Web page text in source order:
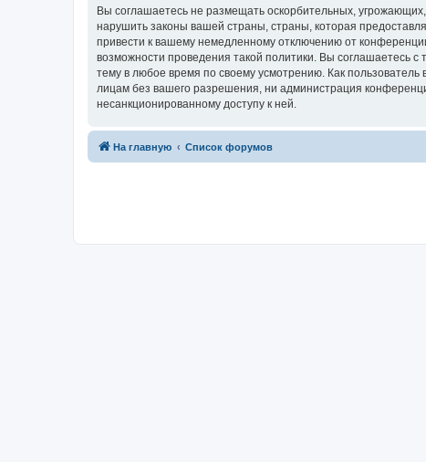
Вы соглашаетесь не размещать оскорбительных,
нарушить законы вашей страны, страны, которая
привести к вашему немедленному отключению от
возможности проведения такой политики. Вы соглашаетесь
тему в любое время по своему усмотрению. Как
лицам без вашего разрешения, ни администрация
несанкционированному доступу к ней.
На главную Список форумов